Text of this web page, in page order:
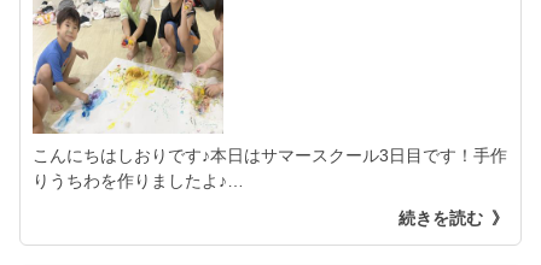
こんにちはしおりです♪本日はサマースクール3日目です！手作
りうちわを作りましたよ♪…
続きを読む